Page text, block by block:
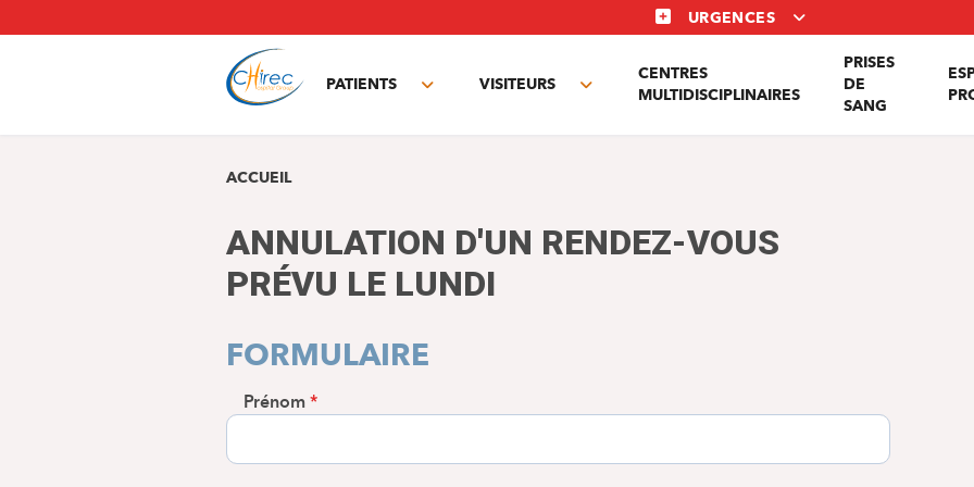
au
URGENCES
PATIENTS
Toggle
VISITEURS
Toggle
CENTRES
MULTIDISCIPLINAIRES
PRISES
DE
SANG
ACCUEIL
ANNULATION D'UN RENDEZ-VOUS
PRÉVU LE LUNDI
FORMULAIRE
Prénom